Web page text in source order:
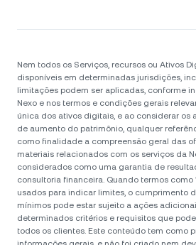
Nem todos os Serviços, recursos ou Ativos
disponíveis em determinadas jurisdições,
limitações podem ser aplicadas, conforme
Nexo e nos termos e condições gerais
única dos ativos digitais, e ao considerar os
de aumento do patrimônio, qualquer
como finalidade a compreensão geral das
materiais relacionados com os serviços da
considerados como uma garantia de
consultoria financeira. Quando termos como
usados para indicar limites, o cumprimento
mínimos pode estar sujeito a ações
determinados critérios e requisitos que
todos os clientes. Este conteúdo tem como